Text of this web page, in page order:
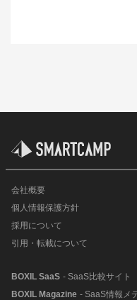
会社概要
個人情報保護方針
採用について
引用・転載について
BOXIL SaaS - SaaS比較サイト
BOXIL Magazine - SaaS情報メ